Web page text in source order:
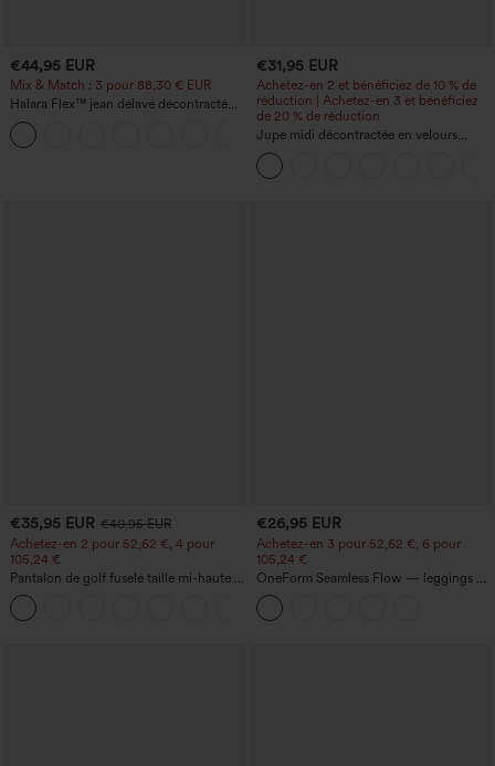
€44,95 EUR
Mix & Match : 3 pour 88,30 € EUR
Halara Flex™ jean délavé décontracté
taille haute à poches, coupe baggy à
jambe large
+2
€31,95 EUR
Achetez-en 2 et bénéficiez de 10 % de
réduction | Achetez-en 3 et bénéficiez
de 20 % de réduction
Jupe midi décontractée en velours
côtelé, taille mi-haute, poches avant
latérales à rabat
€35,95 EUR €40,95 EUR
Achetez-en 2 pour 52,62 €, 4 pour
105,24 €
Pantalon de golf fuselé taille mi-haute à
cordon, ourlet incurvé, séchage rapide,
avec poches — UPF40+
€26,95 EUR
Achetez-en 3 pour 52,62 €, 6 pour
105,24 €
OneForm Seamless Flow — leggings de
yoga sans coutures, taille mi-haute, effet
gainant pour le ventre et liftant pour les
fesses